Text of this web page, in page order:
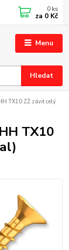
Menu
Hledat
0 ks
za 0 Kč
TX10 ZZ závit celý
TX10